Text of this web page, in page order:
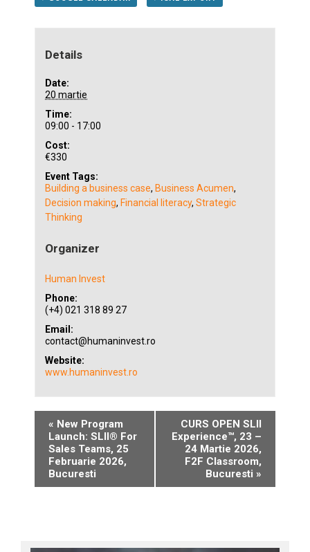
Details
Date:
20 martie
Time:
09:00 - 17:00
Cost:
€330
Event Tags:
Building a business case, Business Acumen,
Decision making, Financial literacy,Strategic
Thinking
Organizer
Human Invest
Phone:
(+4) 021 318 89 27
Email:
contact@humaninvest.ro
Website:
www.humaninvest.ro
« New Program
Launch: SLII® For
Sales Teams, 25
Februarie 2026,
Bucuresti
CURS OPEN SLII
Experience™, 23 –
24 Martie 2026,
F2F Classroom,
Bucuresti »